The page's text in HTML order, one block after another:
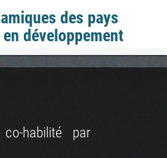
des pays
développement
habilité par